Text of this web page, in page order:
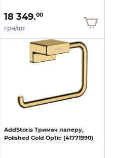
18 349.00
грн/шт
AddStoris Тримач паперу,
Polished Gold Optic (41771990)